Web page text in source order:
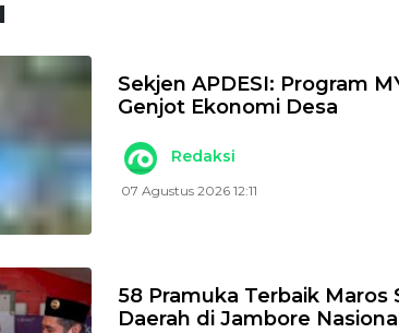
Sekjen APDESI: Program
Genjot Ekonomi Desa
Redaksi
07 Agustus 2026 12:11
58 Pramuka Terbaik Maros
Daerah di Jambore